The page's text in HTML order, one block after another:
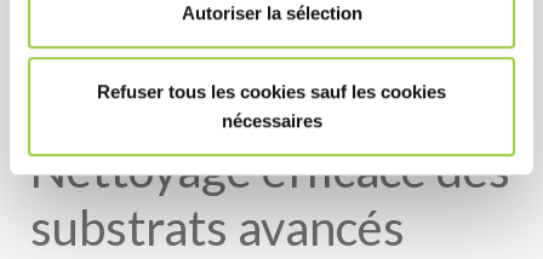
Autoriser la sélection
Refuser tous les cookies sauf les cookies
nécessaires
L’enlèvement de
produits de polissage :
Nettoyage efficace des
substrats avancés